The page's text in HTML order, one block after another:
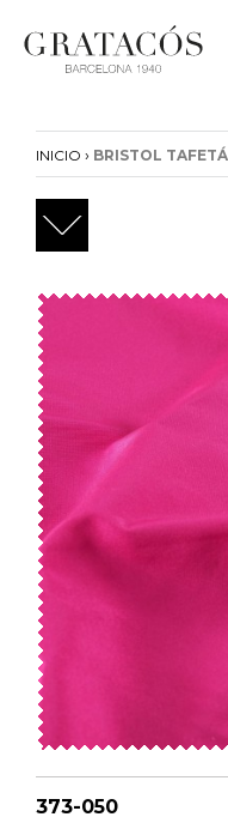
INICIO › BRISTOL
373-050